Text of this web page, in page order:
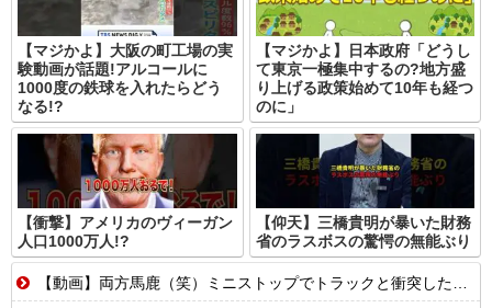
【マジかよ】大阪の町工場の実
験動画が話題!アルコールに
1000度の鉄球を入れたらどう
なる!?
【マジかよ】日本政府「どうし
て東京一極集中するの?地方盛
り上げる政策始めて10年も経つ
のに」
【衝撃】アメリカのヴィーガン
人口1000万人!?️
【仰天】三橋貴明が暴いた財務
省のラスボスの驚愕の無能ぶり
【動画】両方馬鹿（笑）ミニストップでトラックと衝突したドラレコが（ノ∇`）